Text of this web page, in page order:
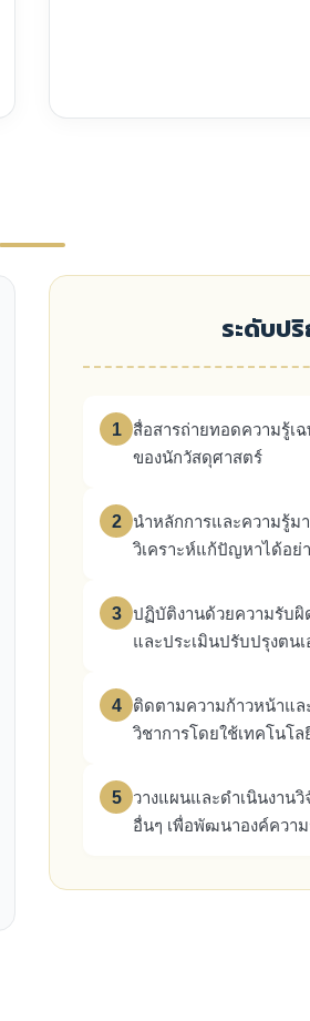
ระดับป
1
สื่อสารถ่ายทอดความรู้เ
ของนักวัสดุศาสตร์
2
นำหลักการและความรู้ม
วิเคราะห์แก้ปัญหาได้อย่
3
ปฏิบัติงานด้วยความรับ
และประเมินปรับปรุงตนเ
4
ติดตามความก้าวหน้าแ
วิชาการโดยใช้เทคโนโ
5
วางแผนและดำเนินงาน
อื่นๆ เพื่อพัฒนาองค์ควา